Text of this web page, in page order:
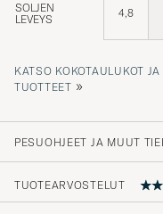
SOLJEN
LEVEYS
4,8
KATSO KOKOTAULUKOT
TUOTTEET »
PESUOHJEET JA MUUT
TUOTEARVOSTELUT